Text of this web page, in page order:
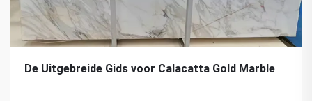
De Uitgebreide Gids voor Calacatta Gold Marble